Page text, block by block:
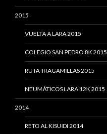
2015
VUELTA A LARA 2015
COLEGIO SAN PEDRO 8K 2015
RUTA TRAGAMILLAS 2015
NEUMÁTICOS LARA 12K 2015
2014
RETO AL KISUIDI 2014